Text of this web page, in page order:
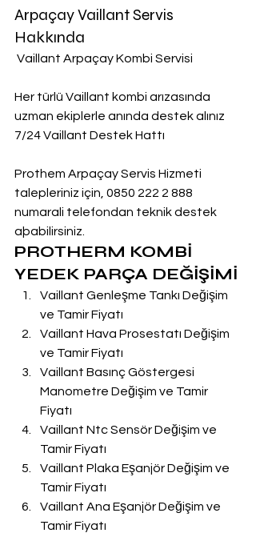
Arpaçay Vaillant Servis
Hakkında
Vaillant Arpaçay Kombi Servisi
Her türlü Vaillant kombi arızasında
uzman ekiplerle anında destek alınız
7/24 Vaillant Destek Hattı
Prothem Arpaçay Servis Hizmeti
talepleriniz için, 0850 222 2 888
numarali telefondan teknik destek
aþabilirsiniz.
PROTHERM KOMBİ
YEDEK PARÇA DEĞİŞİMİ
Vaillant Genleşme Tankı Değişim
ve Tamir Fiyatı
Vaillant Hava Prosestatı Değişim
ve Tamir Fiyatı
Vaillant Basınç Göstergesi
Manometre Değişim ve Tamir
Fiyatı
Vaillant Ntc Sensör Değişim ve
Tamir Fiyatı
Vaillant Plaka Eşanjör Değişim ve
Tamir Fiyatı
Vaillant Ana Eşanjör Değişim ve
Tamir Fiyatı